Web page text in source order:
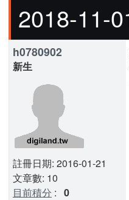
2018-11-
h0780902
新生
註冊日期: 2016-01-21
文章數: 10
目前積分 : 0